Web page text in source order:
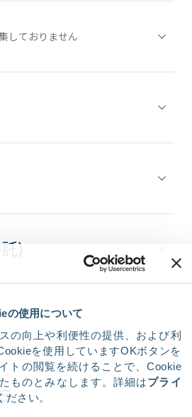
の使用について
の向上や利便性の提供、および利
を使用していますOKボタンを
トの閲覧を続けることで、Cookie
ものとみなします。詳細はプライ
ださい。
しておりません
)